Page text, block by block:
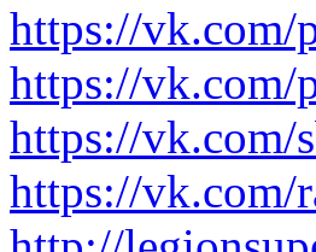
https://vk.com/
https://vk.com/
https://vk.com/
https://vk.com/